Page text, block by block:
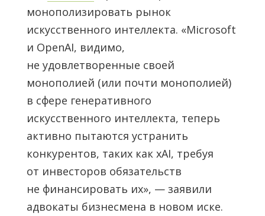
монополизировать рынок
искусственного интеллекта. «Microsoft
и OpenAI, видимо,
не удовлетворенные своей
монополией (или почти монополией)
в сфере генеративного
искусственного интеллекта, теперь
активно пытаются устранить
конкурентов, таких как xAI, требуя
от инвесторов обязательств
не финансировать их», — заявили
адвокаты бизнесмена в новом иске.